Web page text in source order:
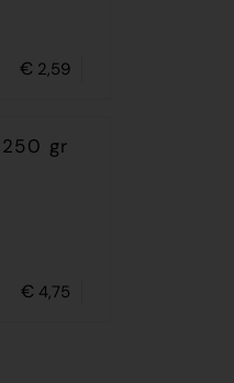
€ 2,59
gr
€ 4,75